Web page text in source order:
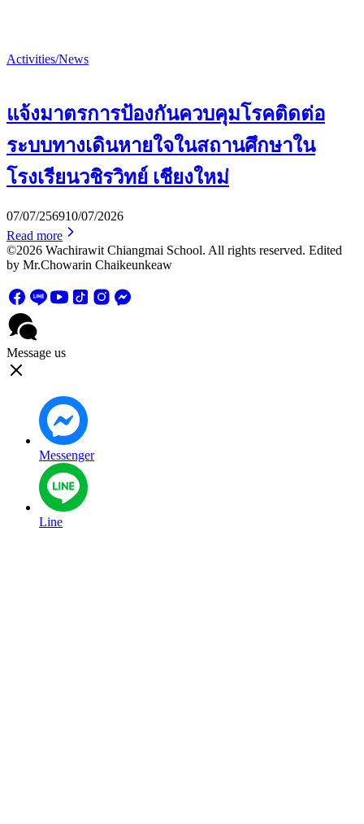
Activities/News
แจ้งมาตรการป้องกันควบคุมโรคติดต่อ
ระบบทางเดินหายใจในสถานศึกษาใน
โรงเรียนวชิรวิทย์ เชียงใหม่
07/07/256910/07/2026
Read more
©2026 Wachirawit Chiangmai School. All rights reserved. Edited
by Mr.Chowarin Chaikeunkeaw
Message us
Messenger
Line